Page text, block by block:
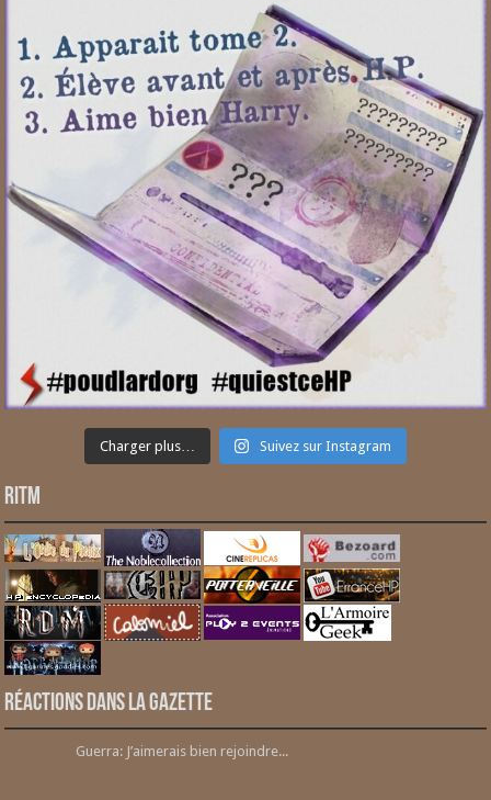
Charger plus… Suivez sur Instagram
RITM
Réactions dans la gazette
Guerra: J’aimerais bien rejoindre...